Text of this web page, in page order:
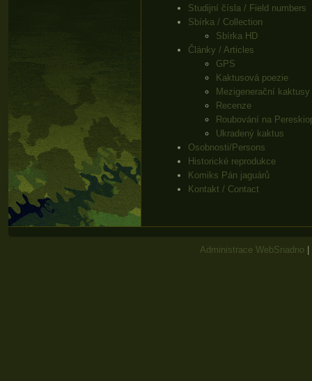
Studijní čísla / Field numbers
Sbírka / Collection
Sbírka HD
Články / Articles
GPS
Kaktusová poezie
Mezigenerační kaktusy
Recenze
Roubování na
Ukradený kaktus
Osobnosti/Persons
Historické reprodukce
Komiks Pán jaguárů
Kontakt / Contact
Administrace WebSnadno|